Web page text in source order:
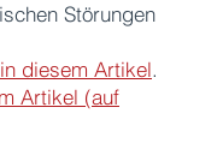
Störungen
diesem Artikel.
Artikel (auf